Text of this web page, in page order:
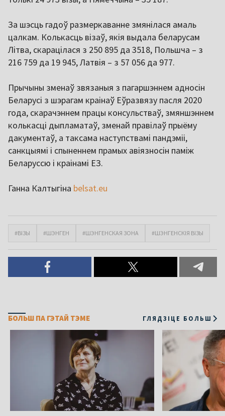
За шэсць гадоў размеркаванне змянілася амаль
цалкам. Колькасць візаў, якія выдала беларусам
Літва, скарацілася з 250 895 да 3518, Польшча – з
216 759 да 19 945, Латвія – з 57 056 да 977.
Прычыны зменаў звязаныя з пагаршэннем адносін
Беларусі з шэрагам краінаў Еўразвязу пасля 2020
года, скарачэннем працы консульстваў, змяншэннем
колькасці дыпламатаў, зменай правілаў прыёму
дакументаў, а таксама наступствамі пандэміі,
санкцыямі і спыненнем прамых авіязносін паміж
Беларуссю і краінамі ЕЗ.
Ганна Калтыгіна belsat.eu
#ВІЗЫ #ШЭНГЕН #ШЭНГЕНСКАЯ ЗОНА #ШЭНГЕНСКІЯ ВІЗЫ
БОЛЬШ ПА ГЭТАЙ ТЭМЕ ГЛЯДЗІЦЕ БОЛЬШ